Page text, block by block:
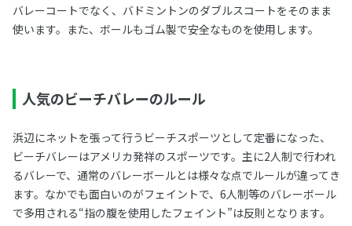
バレーコートでなく、バドミントンのダブルスコートをそのまま
使います。また、ボールもゴム製で安全なものを使用します。
人気のビーチバレーのルール
浜辺にネットを張って行うビーチスポーツとして定番になった、
ビーチバレーはアメリカ発祥のスポーツです。主に2人制で行われ
るバレーで、通常のバレーボールとは様々な点でルールが違ってき
ます。なかでも面白いのがフェイントで、6人制等のバレーボール
で多用される“指の腹を使用したフェイント”は反則となります。